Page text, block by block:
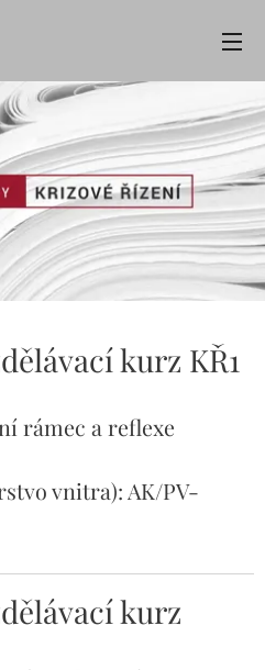
kurz KŘ1
rámec a reflexe
vnitra): AK/PV-
kurz